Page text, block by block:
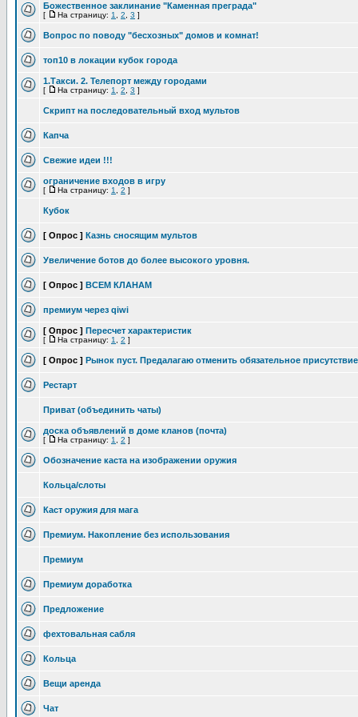
Божественное заклинание "Каменная преграда"
[ На страницу: 1 2 3 ]
Вопрос по поводу "бесхозных" домов и комнат!
топ10 в локации кубок города
1.Такси. 2. Телепорт между городами
[ На страницу: 1 2 3 ]
Скрипт на последовательный вход мультов
Капча
Свежие идеи !!!
ограничение входов в игру
[ На страницу: 1 2 ]
Кубок
[ Опрос ] Казнь сносящим мультов
Увеличение ботов до более высокого уровня.
[ Опрос ] ВСЕМ КЛАНАМ
премиум через qiwi
[ Опрос ] Пересчет характеристик
[ На страницу: 1 2 ]
[ Опрос ] Рынок пуст. Предалагаю отменить обязательное присутствие
Рестарт
Приват (объединить чаты)
доска объявлений в доме кланов (почта)
[ На страницу: 1 2 ]
Обозначение каста на изображении оружия
Кольца/слоты
Каст оружия для мага
Премиум. Накопление без использования
Премиум
Премиум доработка
Предложение
фехтовальная сабля
Кольца
Вещи аренда
Чат